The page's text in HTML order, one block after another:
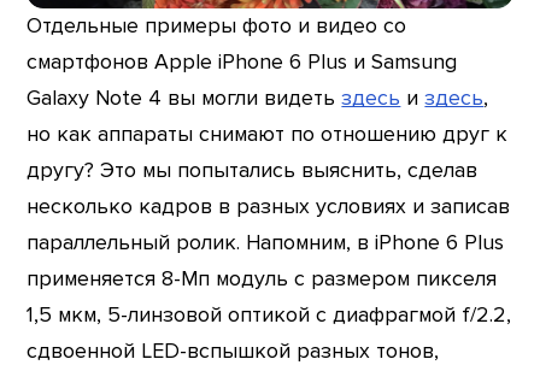
Отдельные примеры фото и видео со
смартфонов Apple iPhone 6 Plus и Samsung
Galaxy Note 4 вы могли видетьздесь издесь,
но как аппараты снимают по отношению друг к
другу? Это мы попытались выяснить, сделав
несколько кадров в разных условиях и записав
параллельный ролик. Напомним, в iPhone 6 Plus
применяется 8-Мп модуль с размером пикселя
1,5 мкм, 5-линзовой оптикой с диафрагмой f/2.2,
сдвоенной LED-вспышкой разных тонов,